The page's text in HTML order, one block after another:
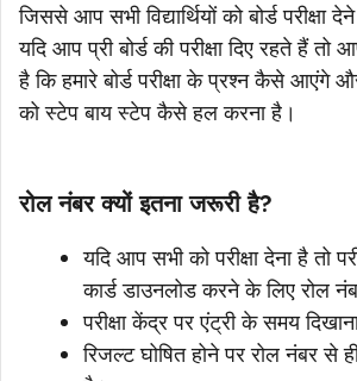
जिससे आप सभी विद्यार्थियों को बोर्ड परीक्षा
यदि आप प्री बोर्ड की परीक्षा दिए रहते हैं
है कि हमारे बोर्ड परीक्षा के प्रश्न कैसे आएंगे
को स्टेप बाय स्टेप कैसे हल करना है।
रोल नंबर क्यों इतना जरूरी है?
यदि आप सभी को परीक्षा देना है तो
कार्ड डाउनलोड करने के लिए रोल
परीक्षा केंद्र पर एंट्री के समय
रिजल्ट घोषित होने पर रोल नंबर से